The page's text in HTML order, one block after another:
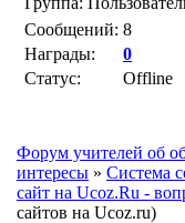
Сообщений: 8
Награды:
0
Статус:
Offline
Форум учителей об
интересы » Система
сайт на Ucoz.Ru -
сайтов на Ucoz.ru)